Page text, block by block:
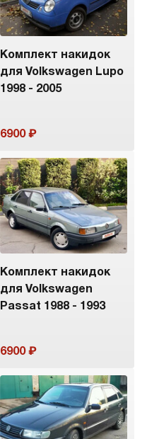
Комплект накидок
для Volkswagen Lupo
1998 - 2005
6900
Комплект накидок
для Volkswagen
Passat 1988 - 1993
6900